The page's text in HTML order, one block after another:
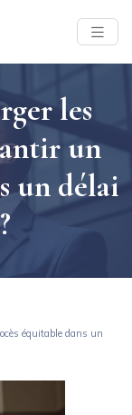
les
un
un délai
équitable dans un